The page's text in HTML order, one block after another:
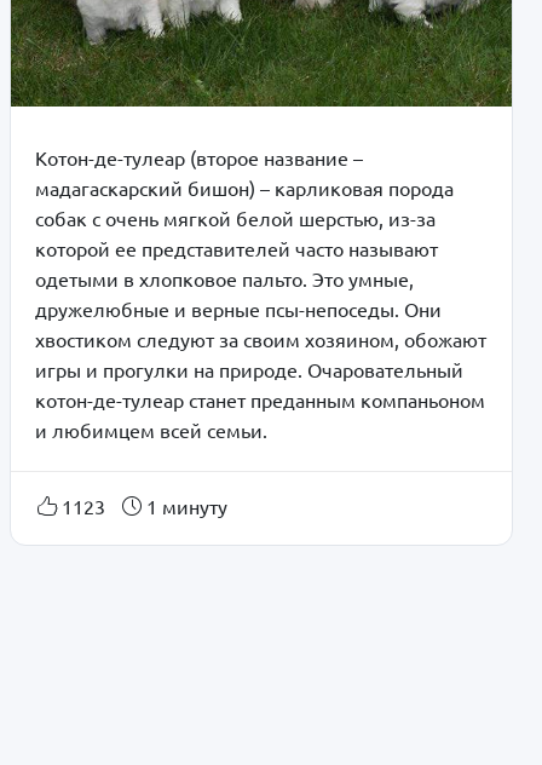
Котон-де-тулеар (второе название –
мадагаскарский бишон) – карликовая порода
собак с очень мягкой белой шерстью, из-за
которой ее представителей часто называют
одетыми в хлопковое пальто. Это умные,
дружелюбные и верные псы-непоседы. Они
хвостиком следуют за своим хозяином, обожают
игры и прогулки на природе. Очаровательный
котон-де-тулеар станет преданным компаньоном
и любимцем всей семьи.
1123 1 минуту